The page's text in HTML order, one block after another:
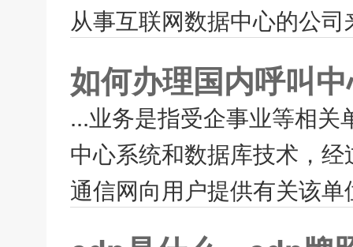
从事互联网数据中心的公
如何办理国内呼叫
...业务是指受企事业等相
中心系统和数据库技术，
通信网向用户提供有关该